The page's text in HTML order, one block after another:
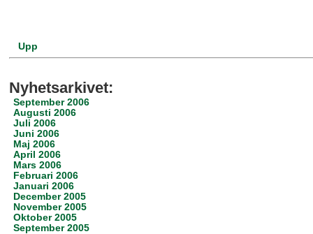
Upp
Nyhetsarkivet:
September 2006
Augusti 2006
Juli 2006
Juni 2006
Maj 2006
April 2006
Mars 2006
Februari 2006
Januari 2006
December 2005
November 2005
Oktober 2005
September 2005